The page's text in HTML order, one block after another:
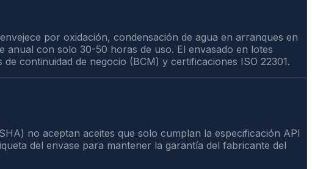
por oxidación, condensación de agua en arranques en
con solo 30-50 horas de uso. El envasado en lotes
continuidad de negocio (BCM) y certificaciones ISO 22301.
no aceptan aceites que solo cumplan la especificación API
del envase para mantener la garantía del fabricante del